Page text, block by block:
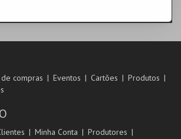
compras Eventos Cartões
Produtos
Minha Conta
Produtores